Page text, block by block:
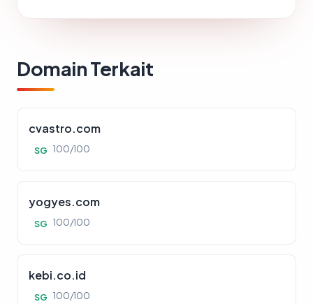
Domain Terkait
cvastro.com
SG 100/100
yogyes.com
SG 100/100
kebi.co.id
SG 100/100